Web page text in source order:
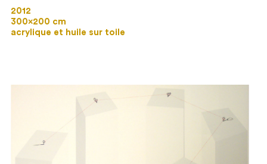
2012
300×200 cm
acrylique et huile sur toile